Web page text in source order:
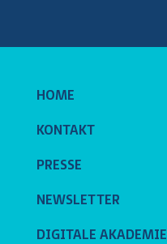
HOME
KONTAKT
PRESSE
NEWSLETTER
DIGITALE AKADEMIE